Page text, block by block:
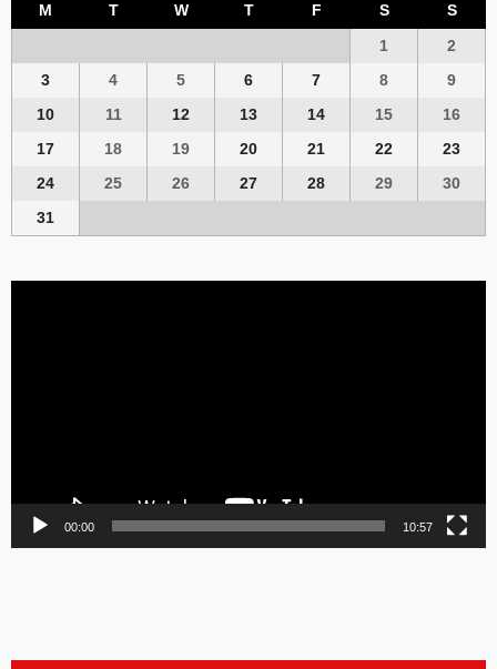
M T W T F S
S
1
2
3
4 5 6 7 8
9
10
11 12 13 14 15
16
17
18 19 20 21 22
23
24
25 26 27 28 29
30
31
00:00 10:57